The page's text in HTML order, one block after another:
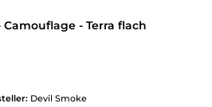
Camouflage - Terra flach
Devil Smoke